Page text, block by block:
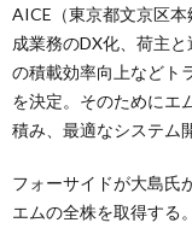
AICE（東京都文京区
成業務のDX化、荷主
の積載効率向上などト
を決定。そのためにエ
積み、最適なシステム
フォーサイドが大島氏
エムの全株を取得する。